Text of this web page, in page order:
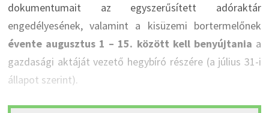
dokumentumait az egyszerűsített adóraktár
engedélyesének, valamint a kisüzemi bortermelőnek
évente augusztus 1 – 15. között kell benyújtania a
gazdasági aktáját vezető hegybíró részére (a július 31-i
állapot szerint).